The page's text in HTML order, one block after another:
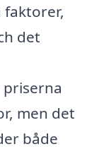
faktorer,
det
men det
både